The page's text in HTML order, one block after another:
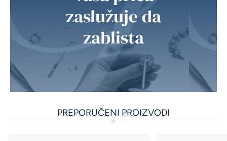
zaslužuje da
zablista
PREPORUČENI PROIZVODI